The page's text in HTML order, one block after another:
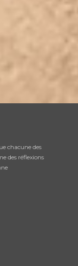
chacune des
des réflexions